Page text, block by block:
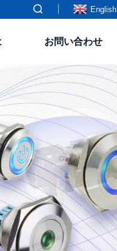
English
お問い合わせ